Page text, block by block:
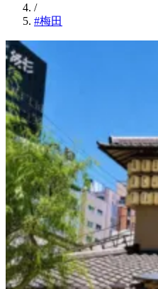
/
#梅田